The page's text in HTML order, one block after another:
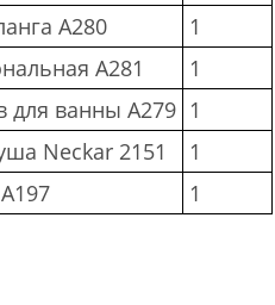
A280
A281
для ванны A279
Neckar 2151
1
1
1
1
1